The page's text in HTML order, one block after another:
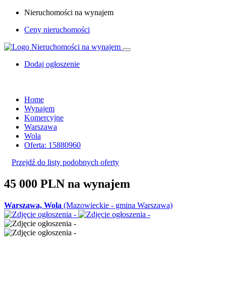
Nieruchomości na wynajem
Ceny nieruchomości
Dodaj ogłoszenie
Home
Wynajem
Komercyjne
Warszawa
Wola
Oferta: 15880960
Przejdź do listy podobnych oferty
45 000 PLN na wynajem
Warszawa, Wola (Mazowieckie - gmina Warszawa)